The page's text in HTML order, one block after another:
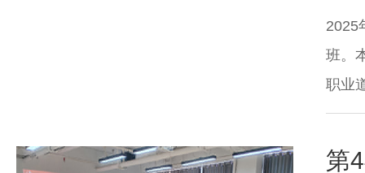
2025
班。
职业
第